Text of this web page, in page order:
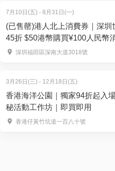
7月10日(五) - 8月31日(一)
(已售罄)港人北上消費券｜深
45折 $50港幣購買¥100人民幣
熱門店 週末可用｜暑假北上好去
深圳福田區深南大道3018號
3月26日(三) - 12月18日(五)
香港海洋公園｜獨家94折起入
秘活動工作坊｜即買即用
香港仔黃竹坑道一百八十號